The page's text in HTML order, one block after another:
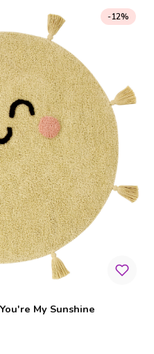
My Sunshine
-12%